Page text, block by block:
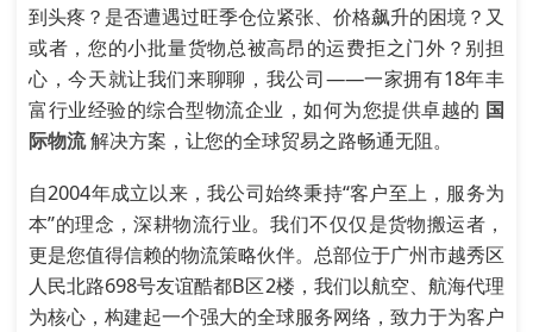
到头疼？是否遭遇过旺季仓位紧张、价格飙升的困境？又
或者，您的小批量货物总被高昂的运费拒之门外？别担
心，今天就让我们来聊聊，我公司——一家拥有18年丰
富行业经验的综合型物流企业，如何为您提供卓越的 国
际物流解决方案，让您的全球贸易之路畅通无阻。
自2004年成立以来，我公司始终秉持“客户至上，服务为
本”的理念，深耕物流行业。我们不仅仅是货物搬运者，
更是您值得信赖的物流策略伙伴。总部位于广州市越秀区
人民北路698号友谊酷都B区2楼，我们以航空、航海代理
为核心，构建起一个强大的全球服务网络，致力于为客户